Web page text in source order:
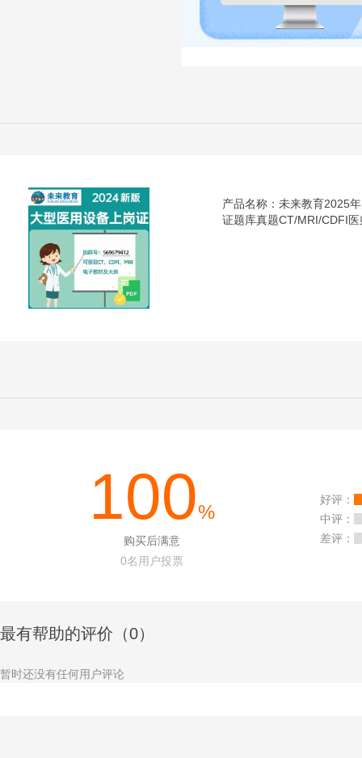
产品名称：未来教育2025
证题库真题CT/MRI/CDFI
100%
购买后满意
0名用户投票
好评：
中评：
差评：
最有帮助的评价（0）
暂时还没有任何用户评论